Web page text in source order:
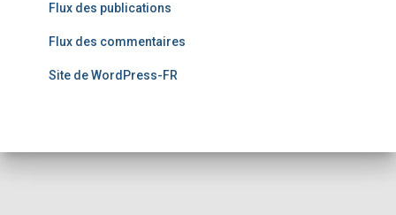
Flux des publications
Flux des commentaires
Site de WordPress-FR